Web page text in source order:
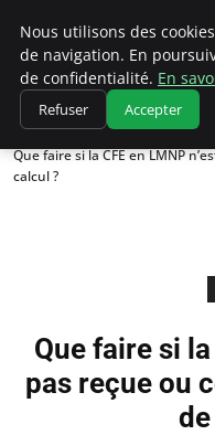
Chasseur De Tête
Accueil
Actualité
Que faire si la CFE en LMNP
calcul ?
Que faire si la
pas reçue ou
Nous utilisons des
de navigation. En
de confidentialité. En
Refuser Accepter